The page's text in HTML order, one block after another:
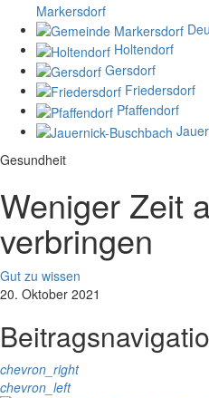
Markersdorf
Holtendorf
Gersdorf
Friedersdorf
Pfaffendorf
Gesundheit
Weniger Zeit
verbringen
Gut zu wissen
20. Oktober 2021
chevron_right
chevron_left